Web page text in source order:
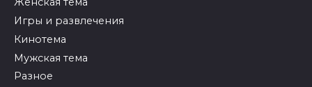
Игры и развлечения
Кинотема
Мужская тема
Разное